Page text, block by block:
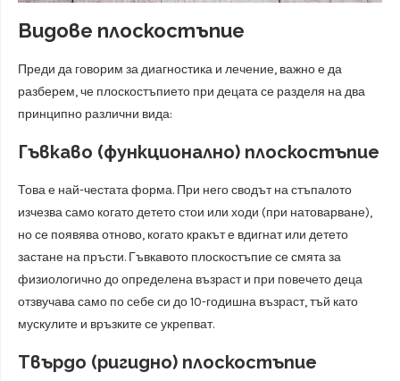
Видове плоскостъпие
Преди да говорим за диагностика и лечение, важно е да
разберем, че плоскостъпието при децата се разделя на два
принципно различни вида:
Гъвкаво (функционално) плоскостъпие
Това е най-честата форма. При него сводът на стъпалото
изчезва само когато детето стои или ходи (при натоварване),
но се появява отново, когато кракът е вдигнат или детето
застане на пръсти. Гъвкавото плоскостъпие се смята за
физиологично до определена възраст и при повечето деца
отзвучава само по себе си до 10-годишна възраст, тъй като
мускулите и връзките се укрепват.
Твърдо (ригидно) плоскостъпие